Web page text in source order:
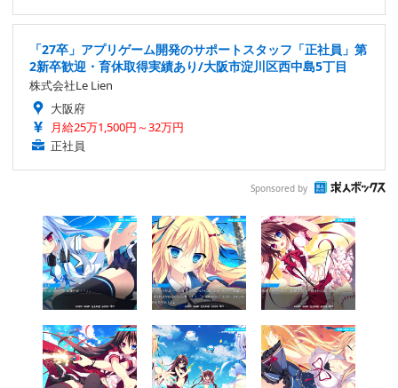
「27卒」アプリゲーム開発のサポートスタッフ「正社員」第
2新卒歓迎・育休取得実績あり/大阪市淀川区西中島5丁目
株式会社Le Lien
大阪府
月給25万1,500円～32万円
正社員
Sponsored by